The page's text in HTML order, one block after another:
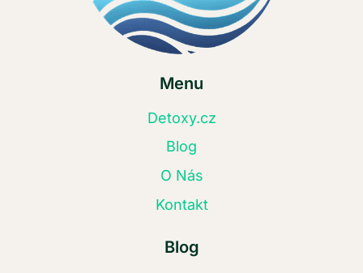
Menu
Detoxy.cz
Blog
O Nás
Kontakt
Blog